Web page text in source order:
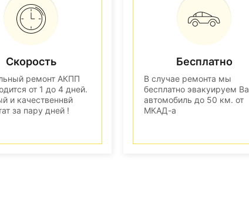
Скорость
ремонт АКПП
от 1 до 4 дней.
и качественнвй
за пару дней !
Бесплатно
В случае ремонта мы
бесплатно эвакуируем
автомобиль до 50 км. от
МКАД-а